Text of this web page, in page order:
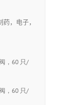
，电子，
，60 只/
，60 只/